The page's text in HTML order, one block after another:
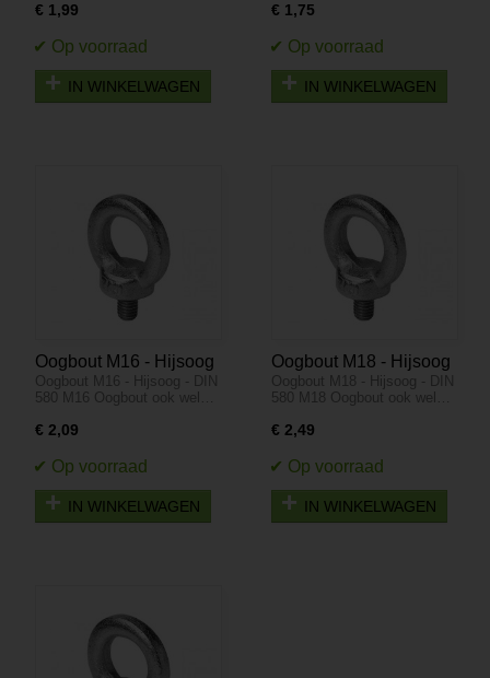
€ 1,99
IN WINKELWAGEN
€ 1,75
IN WINKELWAGEN
Oogbout M16 - Hijsoog
- DIN 580
Oogbout M16 - Hijsoog - DIN
580 M16 Oogbout ook wel…
€ 2,09
IN WINKELWAGEN
Oogbout M18 - Hijsoog
- DIN 580
Oogbout M18 - Hijsoog - DIN
580 M18 Oogbout ook wel…
€ 2,49
IN WINKELWAGEN